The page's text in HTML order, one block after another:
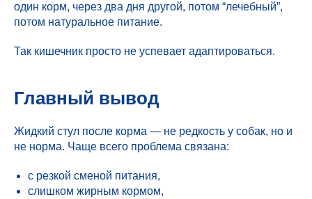
один корм, через два дня другой, потом “лечебный”,
потом натуральное питание.
Так кишечник просто не успевает адаптироваться.
Главный вывод
Жидкий стул после корма — не редкость у собак, но и
не норма. Чаще всего проблема связана:
с резкой сменой питания,
слишком жирным кормом,